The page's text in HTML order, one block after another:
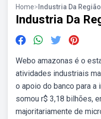
Home> Industria Da
Industria Da
Webo amazonas é o
atividades industriais
o apoio do banco para a
somou r$ 3,18 bilhões,
majoritariamente de